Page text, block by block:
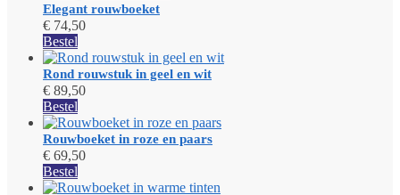
Elegant rouwboeket
€ 74,50
Bestel
Rond rouwstuk in geel en wit
€ 89,50
Bestel
Rouwboeket in roze en paars
€ 69,50
Bestel